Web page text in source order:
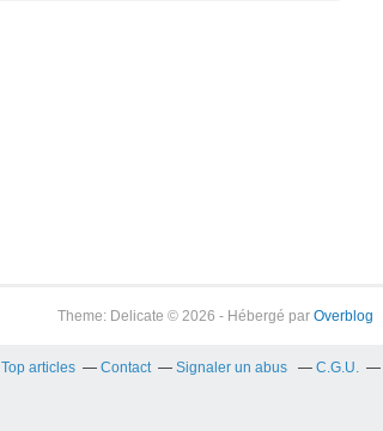
Theme: Delicate © 2026 - Hébergé par Overblog
Top articles Contact Signaler un abus C.G.U.